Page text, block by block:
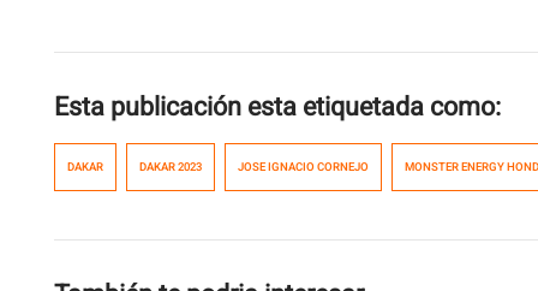
Esta publicación esta etiquetada como:
DAKAR DAKAR 2023 JOSE IGNACIO CORNEJO MONSTER ENERGY